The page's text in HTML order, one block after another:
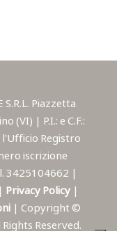
S.R.L. Piazzetta
(VI) | P.I.: e C.F.:
Registro
iscrizione
3425104662 |
Privacy Policy |
| Copyright ©
Reserved.